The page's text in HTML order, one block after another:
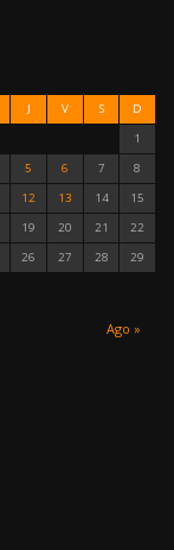
J V S D
Ago »
1
5 6 7
8
12 13 14
15
19 20 21
22
26 27 28
29